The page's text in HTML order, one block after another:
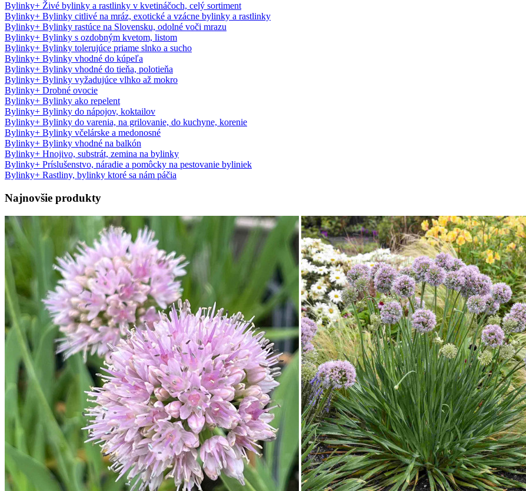
Bylinky+ Živé bylinky a rastlinky v kvetináčoch, celý sortiment
Bylinky+ Bylinky citlivé na mráz, exotické a vzácne bylinky a rastlinky
Bylinky+ Bylinky rastúce na Slovensku, odolné voči mrazu
Bylinky+ Bylinky s ozdobným kvetom, listom
Bylinky+ Bylinky tolerujúce priame slnko a sucho
Bylinky+ Bylinky vhodné do kúpeľa
Bylinky+ Bylinky vhodné do tieňa, polotieňa
Bylinky+ Bylinky vyžadujúce vlhko až mokro
Bylinky+ Drobné ovocie
Bylinky+ Bylinky ako repelent
Bylinky+ Bylinky do nápojov, koktailov
Bylinky+ Bylinky do varenia, na grilovanie, do kuchyne, korenie
Bylinky+ Bylinky včelárske a medonosné
Bylinky+ Bylinky vhodné na balkón
Bylinky+ Hnojivo, substrát, zemina na bylinky
Bylinky+ Príslušenstvo, náradie a pomôcky na pestovanie byliniek
Bylinky+ Rastliny, bylinky ktoré sa nám páčia
Najnovšie produkty